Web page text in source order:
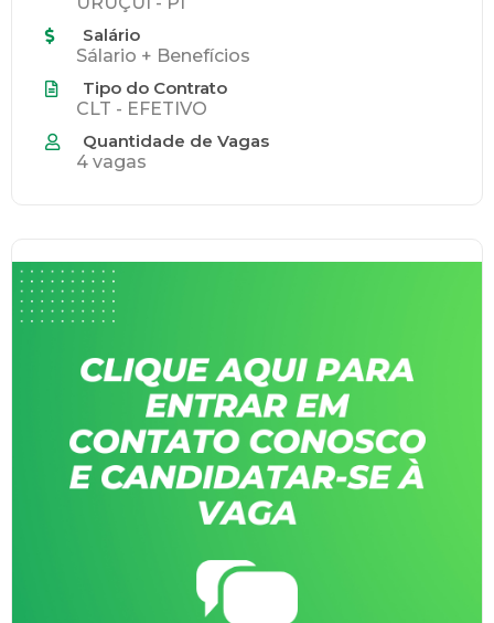
Salário
Sálario + Benefícios
Tipo do Contrato
CLT - EFETIVO
Quantidade de Vagas
4 vagas